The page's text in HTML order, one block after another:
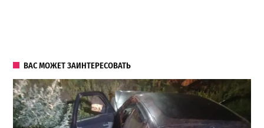
ВАС МОЖЕТ ЗАИНТЕРЕСОВАТЬ